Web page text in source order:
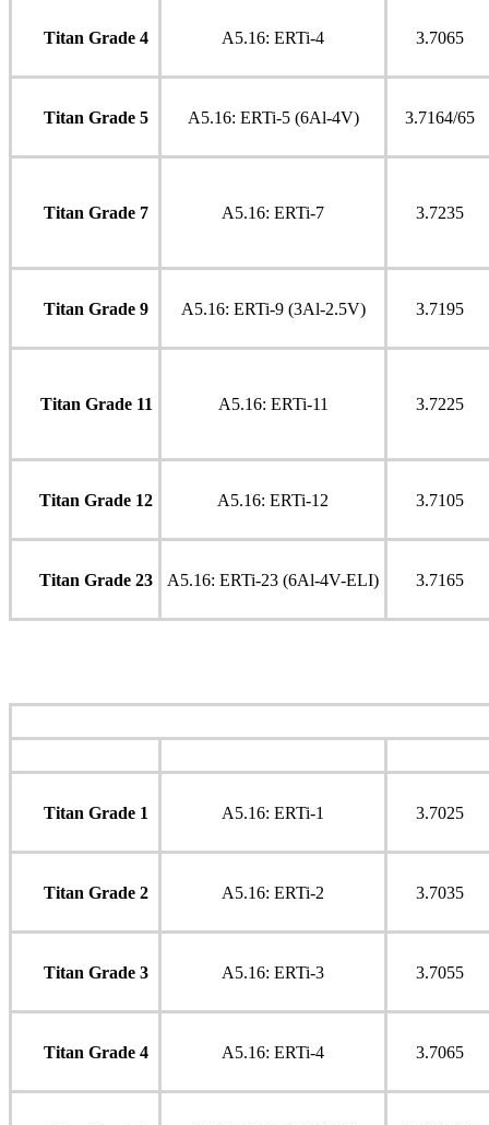
Titan Grade 4 A5.16: ERTi-4 3.7065
Titan Grade 5 A5.16: ERTi-5 (6Al-4V) 3.7164/65
Titan Grade 7 A5.16: ERTi-7 3.7235
Titan Grade 9 A5.16: ERTi-9 (3Al-2.5V) 3.7195
Titan Grade 11 A5.16: ERTi-11 3.7225
Titan Grade 12 A5.16: ERTi-12 3.7105
Titan Grade 23 A5.16: ERTi-23 (6Al-4V-ELI) 3.7165
Titan Grade 1 A5.16: ERTi-1 3.7025
Titan Grade 2 A5.16: ERTi-2 3.7035
Titan Grade 3 A5.16: ERTi-3 3.7055
Titan Grade 4 A5.16: ERTi-4 3.7065